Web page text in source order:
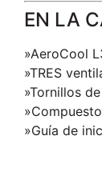
EN LA
»AeroCool
»TRES
»Tornillos
»Guía de